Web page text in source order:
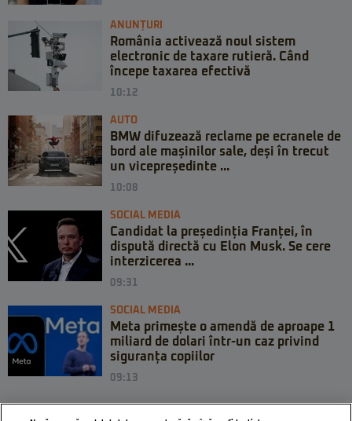
ANUNȚURI
România activează noul sistem
electronic de taxare rutieră. Când
începe taxarea efectivă
10:12
AUTO
BMW difuzează reclame pe ecranele de
bord ale mașinilor sale, deși în trecut
un vicepreședinte ...
10:08
SOCIAL MEDIA
Candidat la președinția Franței, în
dispută directă cu Elon Musk. Se cere
interzicerea ...
09:31
SOCIAL MEDIA
Meta primește o amendă de aproape 1
miliard de dolari într-un caz privind
siguranța copiilor
09:13